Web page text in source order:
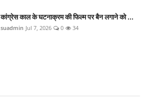
कांग्रेस काल के घटनाक्रम की फिल्म पर बैन लगाने को ...
suadmin Jul 7, 2026 0 34